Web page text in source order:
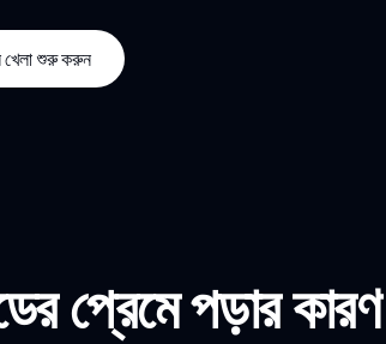
শুরু করুন
প্রেমে পড়ার কারণ